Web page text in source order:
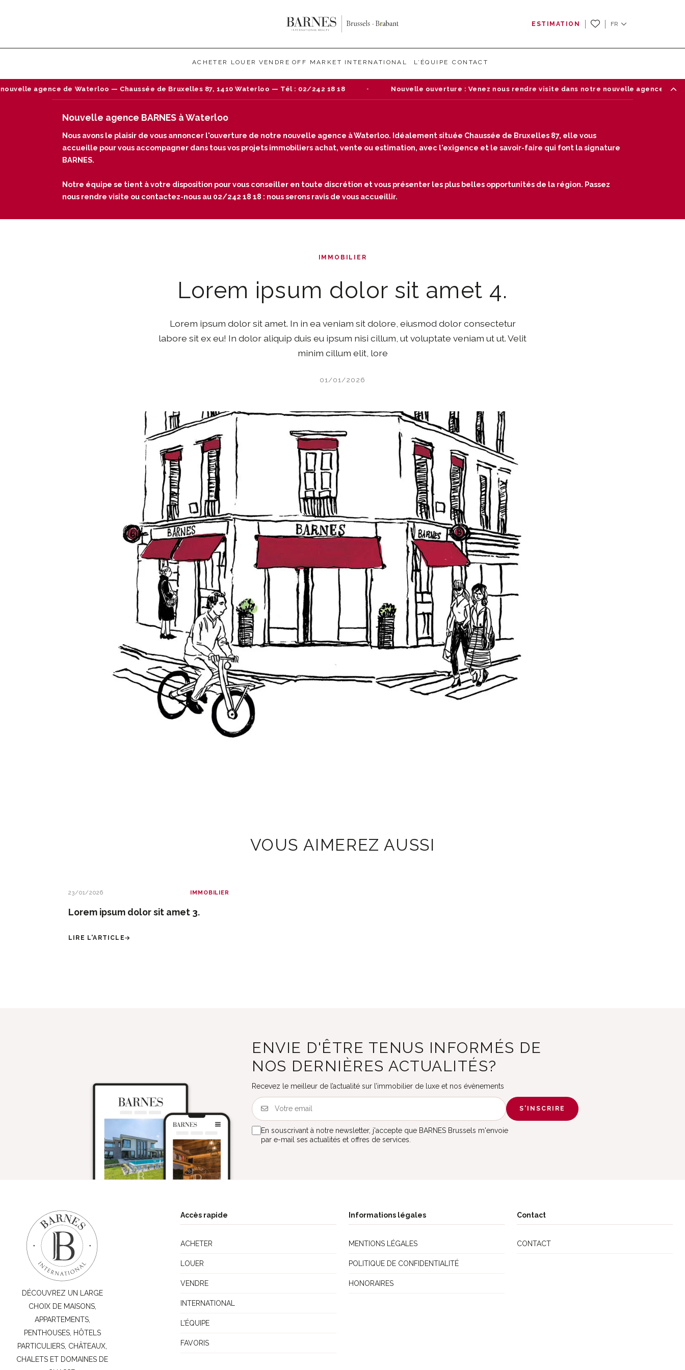
ESTIMATION FR
ACHETER LOUER VENDRE OFF MARKET INTERNATIONAL L’ÉQUIPE CONTACT
de Waterloo — Chaussée de Bruxelles 87, 1410 Waterloo — Tél : 02/242 18 18 Nouvelle ouverture : Venez nous rendre visite dans notre nouvelle agence de
Nouvelle agence BARNES à Waterloo
Nous avons le plaisir de vous annoncer l'ouverture de notre nouvelle agence à Waterloo. Idéalement située Chaussée de Bruxelles 87, elle vous
accueille pour vous accompagner dans tous vos projets immobiliers achat, vente ou estimation, avec l'exigence et le savoir-faire qui font la signature
BARNES.
Notre équipe se tient à votre disposition pour vous conseiller en toute discrétion et vous présenter les plus belles opportunités de la région. Passez
nous rendre visite ou contactez-nous au 02/242 18 18 : nous serons ravis de vous accueillir.
IMMOBILIER
Lorem ipsum dolor sit amet 4.
Lorem ipsum dolor sit amet. In in ea veniam sit dolore, eiusmod dolor consectetur
labore sit ex eu! In dolor aliquip duis eu ipsum nisi cillum, ut voluptate veniam ut ut. Velit
minim cillum elit, lore
01/01/2026
VOUS AIMEREZ AUSSI
23/01/2026 IMMOBILIER
Lorem ipsum dolor sit amet 3.
LIRE L'ARTICLE
ENVIE D'ÊTRE TENUS INFORMÉS DE
NOS DERNIÈRES ACTUALITÉS?
Recevez le meilleur de l’actualité sur l’immobilier de luxe et nos évènements
S'INSCRIRE
En souscrivant à notre newsletter, j'accepte que BARNES Brussels m'envoie
par e-mail ses actualités et offres de services.
DÉCOUVREZ UN LARGE
CHOIX DE MAISONS,
APPARTEMENTS,
PENTHOUSES, HÔTELS
PARTICULIERS, CHÂTEAUX,
CHALETS ET DOMAINES DE
Accès rapide
ACHETER
LOUER
VENDRE
INTERNATIONAL
L’ÉQUIPE
FAVORIS
Informations légales
MENTIONS LÉGALES
POLITIQUE DE CONFIDENTIALITÉ
HONORAIRES
Contact
CONTACT